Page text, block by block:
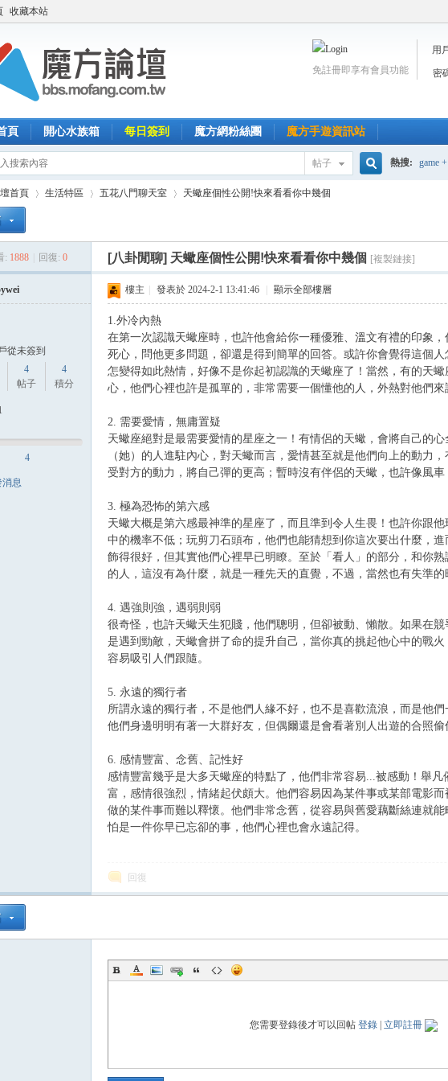
收藏本站
用
密
免註冊即享有會員功能
頁 開心水族箱 每日簽到 魔方網粉絲團 魔方手遊資訊站
帖子
索
熱搜: game +
首頁 生活特區 五花八門聊天室 天蠍座個性公開!快來看看你中幾個
: 1888 回復: 0 [八卦閒聊] 天蠍座個性公開!快來看看你中幾個 [複製鏈接]
從未簽到
4
帖子
4
積分
4
消息
樓主 發表於 2024-2-1 13:41:46 顯示全部樓層
1.外冷內熱
在第一次認識天蠍座時，也許他會給你一種優雅、溫文有禮的印象
死心，問他更多問題，卻還是得到簡單的回答。或許你會覺得這個
怎變得如此熱情，好像不是你起初認識的天蠍座了！當然，有的天
心，他們心裡也許是孤單的，非常需要一個懂他的人，外熱對他們來
2. 需要愛情，無庸置疑
天蠍座絕對是最需要愛情的星座之一！有情侶的天蠍，會將自己的
（她）的人進駐內心，對天蠍而言，愛情甚至就是他們向上的動力
受對方的動力，將自己彈的更高；暫時沒有伴侶的天蠍，也許像風
3. 極為恐怖的第六感
天蠍大概是第六感最神準的星座了，而且準到令人生畏！也許你跟
中的機率不低；玩剪刀石頭布，他們也能猜想到你這次要出什麼，
飾得很好，但其實他們心裡早已明瞭。至於「看人」的部分，和你
的人，這沒有為什麼，就是一種先天的直覺，不過，當然也有失準的
4. 遇強則強，遇弱則弱
很奇怪，也許天蠍天生犯賤，他們聰明，但卻被動、懶散。如果在
是遇到勁敵，天蠍會拼了命的提升自己，當你真的挑起他心中的戰
容易吸引人們跟隨。
5. 永遠的獨行者
所謂永遠的獨行者，不是他們人緣不好，也不是喜歡流浪，而是他
他們身邊明明有著一大群好友，但偶爾還是會看著別人出遊的合照偷
6. 感情豐富、念舊、記性好
感情豐富幾乎是大多天蠍座的特點了，他們非常容易...被感動！舉
富，感情很強烈，情緒起伏頗大。他們容易因為某件事或某部電影
做的某件事而難以釋懷。他們非常念舊，從容易與舊愛藕斷絲連就
怕是一件你早已忘卻的事，他們心裡也會永遠記得。
回復
您需要登錄後才可以回帖 登錄| 立即註冊